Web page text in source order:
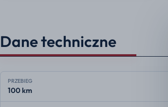
Dane techniczne
PRZEBIEG
100 km